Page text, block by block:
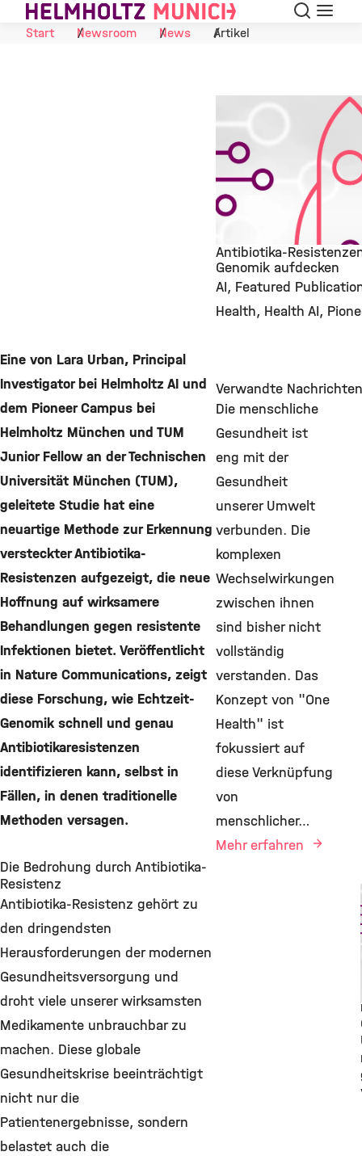
Skip to Content Suche
Start
Newsroom News Artikel
©
Antibiotika-
Genomik aufdecken
AI Featured
Health Health AI
Eine von Lara Urban, Principal
Investigator bei Helmholtz AI und
dem Pioneer Campus bei
Helmholtz München und TUM
Junior Fellow an der Technischen
Universität München (TUM),
geleitete Studie hat eine
neuartige Methode zur Erkennung
versteckter Antibiotika-
Resistenzen aufgezeigt, die neue
Hoffnung auf wirksamere
Behandlungen gegen resistente
Infektionen bietet. Veröffentlicht
in Nature Communications, zeigt
diese Forschung, wie Echtzeit-
Genomik schnell und genau
Antibiotikaresistenzen
identifizieren kann, selbst in
Fällen, in denen traditionelle
Methoden versagen.
Die Bedrohung durch Antibiotika-
Resistenz
Antibiotika-Resistenz gehört zu
den dringendsten
Herausforderungen der modernen
Gesundheitsversorgung und
droht viele unserer wirksamsten
Medikamente unbrauchbar zu
machen. Diese globale
Gesundheitskrise beeinträchtigt
nicht nur die
Patientenergebnisse, sondern
belastet auch die
Verwandte Nachrichten
Die menschliche
Gesundheit ist
eng mit der
Gesundheit
unserer Umwelt
verbunden. Die
komplexen
Wechselwirkungen
zwischen ihnen
sind bisher nicht
vollständig
verstanden. Das
Konzept von "One
Health" ist
fokussiert auf
diese Verknüpfung
von
menschlicher…
Mehr erfahren